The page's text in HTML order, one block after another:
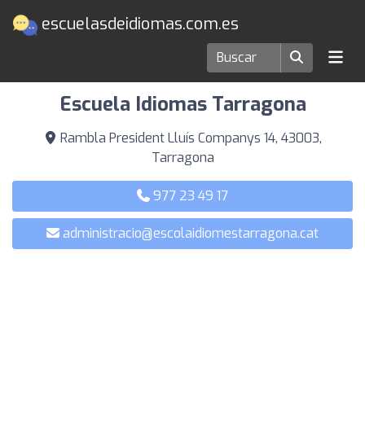
escuelasdeidiomas.com.es
Escuelas de idiomas en Tarragona
Escuela Idiomas Tarragona
Rambla President Lluís Companys 14, 43003,
Tarragona
977 23 49 17
administracio@escolaidiomestarragona.cat